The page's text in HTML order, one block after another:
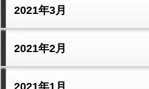
2021年3月
2021年2月